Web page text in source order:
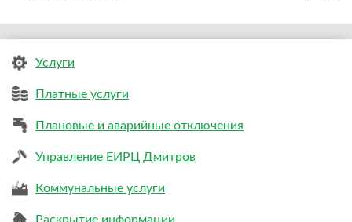
Услуги
Платные услуги
Плановые и аварийные отключения
Управление ЕИРЦ Дмитров
Коммунальные услуги